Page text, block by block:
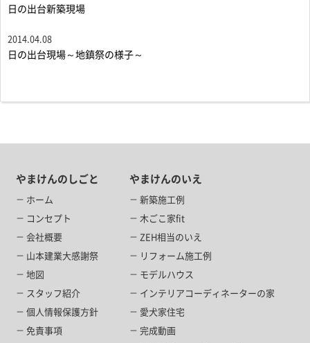
日の出台新築現場
2014.04.08
日の出台現場～地鎮祭の様子～
やまけんのしごと
ホーム
コンセプト
会社概要
山本建業大感謝祭
地図
スタッフ紹介
個人情報保護方針
免責事項
やまけんのいえ
新築施工例
木ごこ家fit
ZEH相当のいえ
リフォーム施工例
モデルハウス
インテリアコーディネーターの家
愛犬家住宅
完成動画